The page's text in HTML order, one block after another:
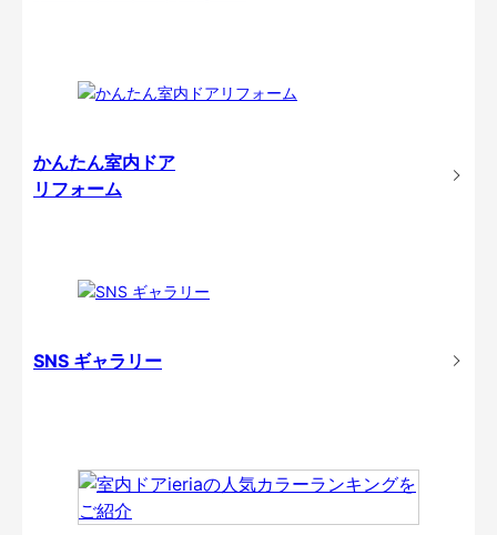
かんたん室内ドア
リフォーム
SNS ギャラリー